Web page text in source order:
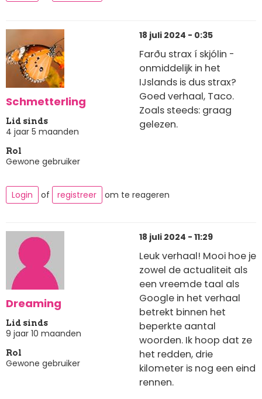
Schmetterling
Lid sinds
4 jaar 5 maanden
Rol
Gewone gebruiker
18 juli 2024 - 0:35
Farðu strax í skjólin -
onmiddelijk in het
IJslands is dus strax?
Goed verhaal, Taco.
Zoals steeds: graag
gelezen.
Login of registreer om te reageren
Dreaming
Lid sinds
9 jaar 10 maanden
Rol
Gewone gebruiker
18 juli 2024 - 11:29
Leuk verhaal! Mooi hoe je
zowel de actualiteit als
een vreemde taal als
Google in het verhaal
betrekt binnen het
beperkte aantal
woorden. Ik hoop dat ze
het redden, drie
kilometer is nog een eind
rennen.